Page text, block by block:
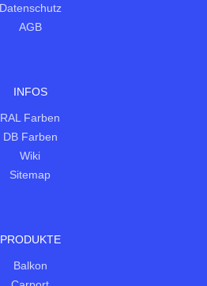
Datenschutz
AGB
INFOS
RAL Farben
DB Farben
Wiki
Sitemap
PRODUKTE
Balkon